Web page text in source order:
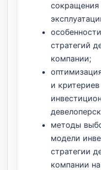
сокращения
стратегий
компании;
и
методы
модели
стратегии
компании